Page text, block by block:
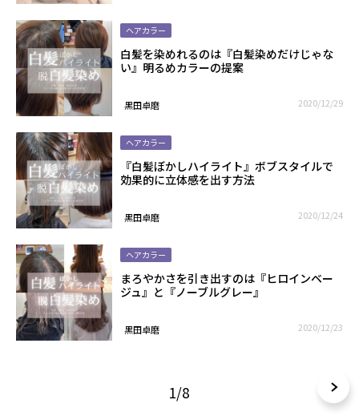
ヘアカラー
白髪を染めれるのは『白髪染めだけじゃな
い』明るめカラーの提案
黒田卓磨 2020/12/29
ヘアカラー
『白髪ぼかしハイライト』ボブスタイルで
効果的に立体感を出す方法
黒田卓磨 2020/12/24
ヘアカラー
まろやかさを引き出すのは『ヒロインベー
ジュ』と『ノーブルグレー』
黒田卓磨 2020/12/23
1/8